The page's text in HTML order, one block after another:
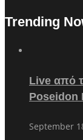
Trending
Live από
Poseidon
September